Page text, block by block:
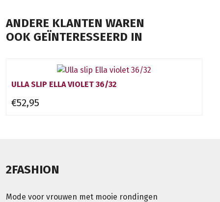
ANDERE KLANTEN WAREN
OOK GEÏNTERESSEERD IN
ULLA SLIP ELLA VIOLET 36/32
€52,95
2FASHION
Mode voor vrouwen met mooie rondingen